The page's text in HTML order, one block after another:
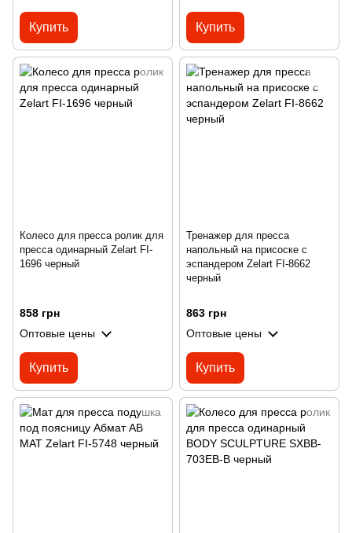
Купить Купить
Колесо для пресса ролик для
пресса одинарный Zelart FI-
1696 черный
858 грн
Оптовые цены
Купить
Тренажер для пресса
напольный на присоске с
эспандером Zelart FI-8662
черный
863 грн
Оптовые цены
Купить